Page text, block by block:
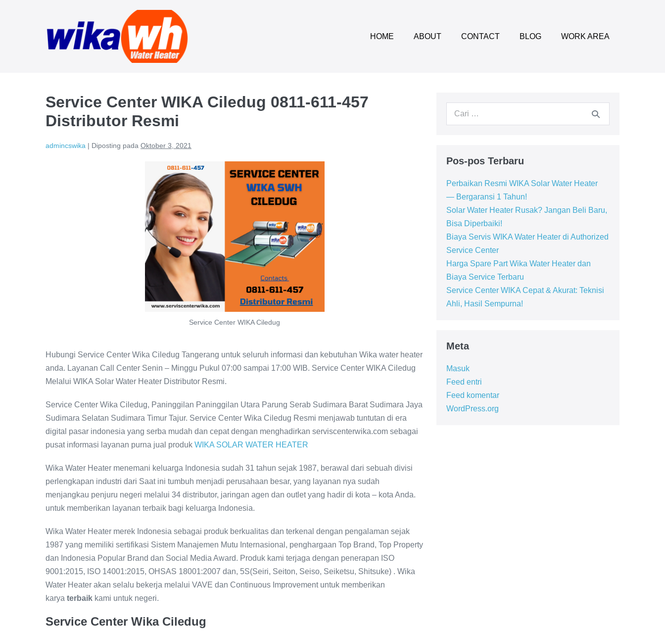
HOME ABOUT CONTACT BLOG WORK AREA
Service Center WIKA Ciledug 0811-611-457
Distributor Resmi
admincswika | Diposting pada Oktober 3, 2021
Service Center WIKA Ciledug
Hubungi Service Center Wika Ciledug Tangerang untuk seluruh informasi dan kebutuhan Wika water heater
anda. Layanan Call Center Senin – Minggu Pukul 07:00 sampai 17:00 WIB. Service Center WIKA Ciledug
Melalui WIKA Solar Water Heater Distributor Resmi.
Service Center Wika Ciledug, Paninggilan Paninggilan Utara Parung Serab Sudimara Barat Sudimara Jaya
Sudimara Selatan Sudimara Timur Tajur. Service Center Wika Ciledug Resmi menjawab tuntutan di era
digital pasar indonesia yang serba mudah dan cepat dengan menghadirkan serviscenterwika.com sebagai
pusat informasi layanan purna jual produk WIKA SOLAR WATER HEATER
Wika Water Heater menemani keluarga Indonesia sudah 31 tahun sejak 1987, berawal dari sebuah divisi
perlengkapan industri dari Saat ini tumbuh menjadi perusahaan besar, yang layanan nya sudah
menjangkau penjuru negeri melalui 34 distributor, jaringan agen dan outlet yang hadir di kota – kota Anda.
untuk memberikan layanan terbaik bagi keluarga Indonesia.
Wika Water Heater merek Indonesia sebagai produk berkualitas dan terkenal dengan pengalaman sejak
1987 yang memiliki sertifikasi Sistem Manajemen Mutu Internasional, penghargaan Top Brand, Top Property
dan Indonesia Popular Brand dan Social Media Award. Produk kami terjaga dengan penerapan ISO
9001:2015, ISO 14001:2015, OHSAS 18001:2007 dan, 5S(Seiri, Seiton, Seiso, Seiketsu, Shitsuke) . Wika
Water Heater akan selalu bekerja melalui VAVE dan Continuous Improvement untuk memberikan
karya terbaik kami untuk negeri.
Service Center Wika Ciledug
Pencarian
Pos-pos Terbaru
Perbaikan Resmi WIKA Solar Water Heater
— Bergaransi 1 Tahun!
Solar Water Heater Rusak? Jangan Beli Baru,
Bisa Diperbaiki!
Biaya Servis WIKA Water Heater di Authorized
Service Center
Harga Spare Part Wika Water Heater dan
Biaya Service Terbaru
Service Center WIKA Cepat & Akurat: Teknisi
Ahli, Hasil Sempurna!
Meta
Masuk
Feed entri
Feed komentar
WordPress.org